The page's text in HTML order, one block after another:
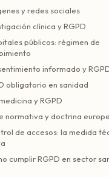
y redes sociales
clínica y RGPD
públicos: régimen de
informado y
obligatorio en sanidad
y RGPD
normativa y doctrina
de accesos: la medida
cumplir RGPD en sector